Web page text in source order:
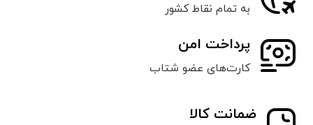
به تمام نقاط کشور
پرداخت امن
کارت‌های عضو شتاب
ضمانت کالا